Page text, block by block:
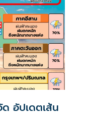
อัปเดตเส้น